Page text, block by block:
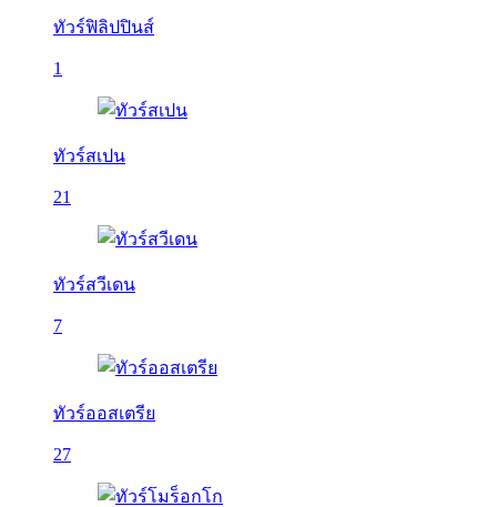
ทัวร์ฟิลิปปินส์
1
ทัวร์สเปน
21
ทัวร์สวีเดน
7
ทัวร์ออสเตรีย
27